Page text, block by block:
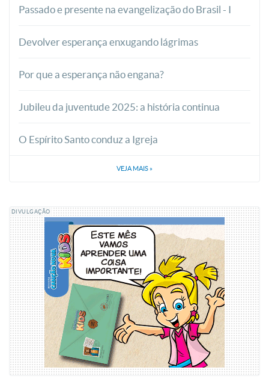
Passado e presente na evangelização do Brasil - I
Devolver esperança enxugando lágrimas
Por que a esperança não engana?
Jubileu da juventude 2025: a história continua
O Espírito Santo conduz a Igreja
VEJA MAIS »
DIVULGAÇÃO